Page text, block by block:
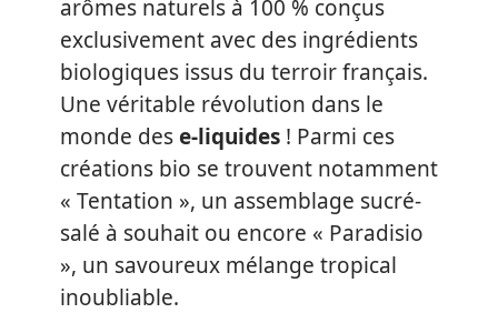
arômes naturels à 100 % conçus
exclusivement avec des ingrédients
biologiques issus du terroir français.
Une véritable révolution dans le
monde dese-liquides ! Parmi ces
créations bio se trouvent notamment
« Tentation », un assemblage sucré-
salé à souhait ou encore « Paradisio
», un savoureux mélange tropical
inoubliable.